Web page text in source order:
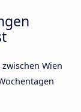
Wien